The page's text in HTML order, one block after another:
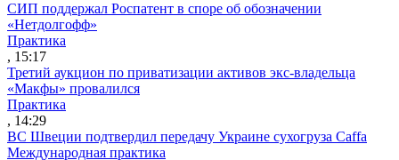
СИП поддержал Роспатент в споре об обозначении
«Нетдолгофф»
Практика
, 15:17
Третий аукцион по приватизации активов экс-владельца
«Макфы» провалился
Практика
, 14:29
ВС Швеции подтвердил передачу Украине сухогруза Caffa
Международная практика